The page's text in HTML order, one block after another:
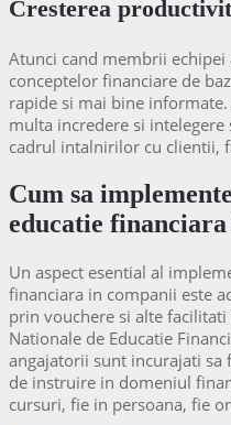
Cresterea
Atunci cand membrii echipei
conceptelor financiare de
rapide si mai bine
multa incredere si
cadrul intalnirilor cu clientii,
Cum sa
educatie
Un aspect esential al
financiara in companii este
prin vouchere si alte
Nationale de Educatie
angajatorii sunt incurajati
de instruire in domeniul
cursuri, fie in persoana, fie